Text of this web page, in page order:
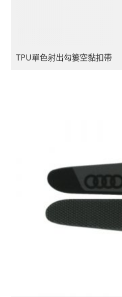
TPU單色射出勾簍空黏扣帶